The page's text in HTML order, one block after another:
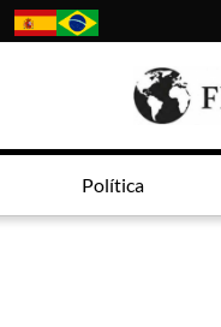
Política